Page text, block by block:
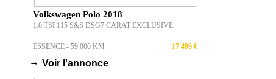
Volkswagen Polo 2018
1.0 TSI 115 S&S DSG7 CARAT EXCLUSIVE
ESSENCE - 59 000 KM 17 499 €
→ Voir l'annonce